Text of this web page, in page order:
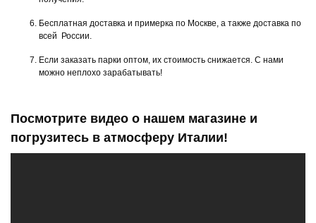
Бесплатная доставка и примерка по Москве, а также доставка по
всей России.
Если заказать парки оптом, их стоимость снижается. С нами
можно неплохо зарабатывать!
Посмотрите видео о нашем магазине и
погрузитесь в атмосферу Италии!